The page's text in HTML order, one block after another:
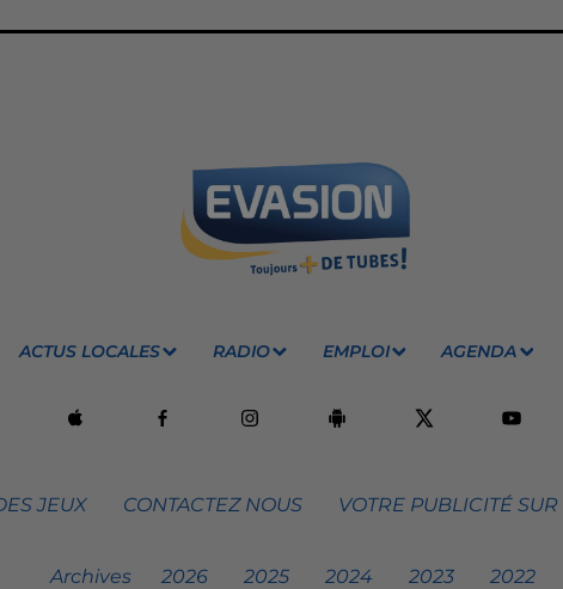
ACTUS LOCALES RADIO EMPLOI AGENDA
JEUX CONTACTEZ NOUS VOTRE PUBLICITÉ
Archives 2026 2025 2024 2023 2022